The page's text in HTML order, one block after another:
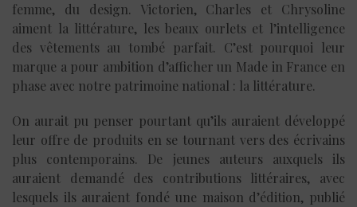
femme, du design. Victorien, Charles et Chrysoline
aiment la littérature, les beaux ourlets et l’intelligence
des vêtements au tombé parfait. C’est pourquoi leur
marque a pour ambition d’afficher un Made in France en
phase avec notre patrimoine national : la littérature.
On aurait pu penser pourtant qu’ils auraient développé
leur offre de produits en se tournant vers des écrivains
plus contemporains. De jeunes auteurs auxquels ils
auraient demandé des contributions littéraires, avec
lesquels ils auraient fondé une maison d’édition, publié